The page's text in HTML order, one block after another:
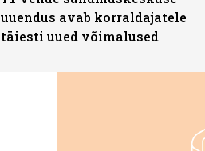
uuendus avab korraldajatele
täiesti uued võimalused